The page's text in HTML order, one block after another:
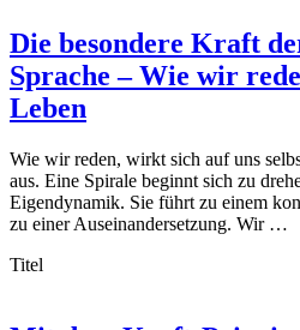
Die besondere Kraft
Sprache – Wie wir
Leben
Wie wir reden, wirkt sich auf uns
aus. Eine Spirale beginnt sich zu
Eigendynamik. Sie führt zu einem
zu einer Auseinandersetzung. Wir …
Titel